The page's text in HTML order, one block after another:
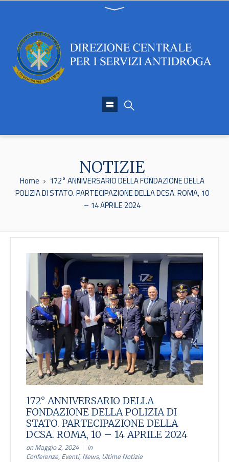
NOTIZIE
Home
172° ANNIVERSARIO DELLA FONDAZIONE DELLA
POLIZIA DI STATO. PARTECIPAZIONE DELLA DCSA. ROMA, 10
– 14 APRILE 2024
172° ANNIVERSARIO DELLA
FONDAZIONE DELLA POLIZIA DI
STATO. PARTECIPAZIONE DELLA
DCSA. ROMA, 10 – 14 APRILE 2024
on Maggio 2, 2024
in
Conferenze, Eventi, News, Ultime Notizie